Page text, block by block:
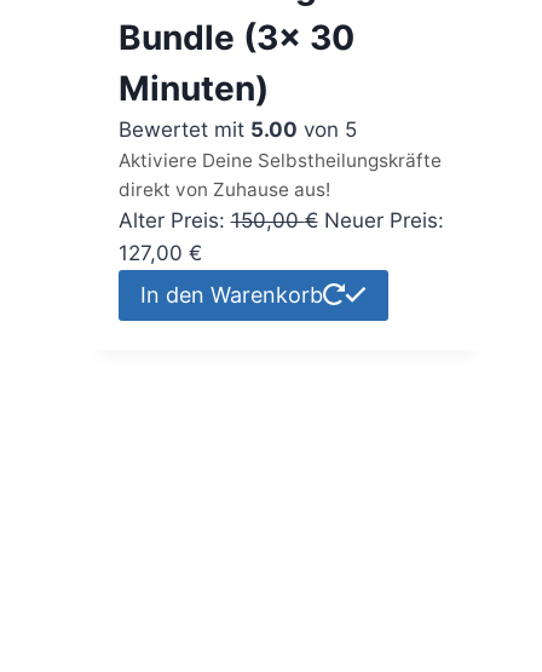
Bundle (3x 30
Minuten)
Bewertet mit 5.00 von 5
Aktiviere Deine Selbstheilungskräfte
direkt von Zuhause aus!
Alter Preis: 150,00€ Ursprünglicher
war:
150,00 €
Neuer Preis:
127,00 €Aktueller
Preis
ist:
In den Warenkorb